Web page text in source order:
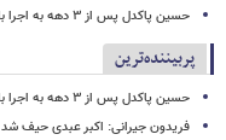
حسین پاکدل پس از ۳ دهه به اجرا بازمی‌گردد؛ آغاز دوباره «هزار داستان»
پربیننده‌ترین
حسین پاکدل پس از ۳ دهه به اجرا بازمی‌گردد؛ آغاز دوباره «هزار داستان»
فریدون جیرانی: اکبر عبدی حیف شد